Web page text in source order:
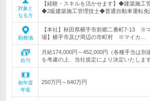
対象と
なる方
【経験・スキルを活かせます】◆建築施工
◆2級建築施工管理技士◆普通自動車運転免
勤務地
【本社】秋田県横手市前郷二番町7-13 ※
場】横手市及び周辺の市町村 ※マイカ…
給与
月給174,000円～452,000円（各種手当は
を考慮の上、当社規定により決定いたしま
初年度
年収
250万円～640万円